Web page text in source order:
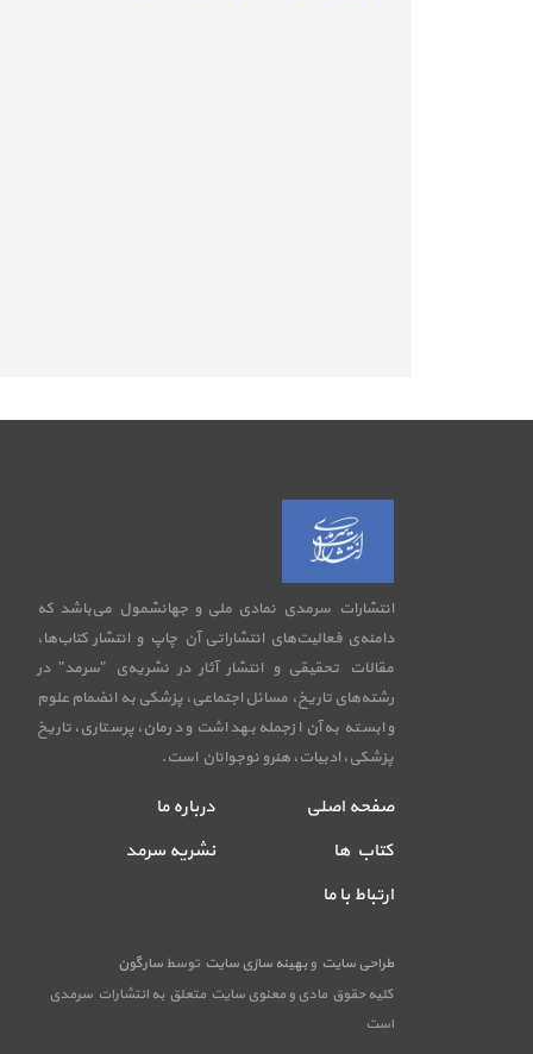
انتشارات سرمدی نمادی ملی و جهانشمول می‌باشد که
دامنه‌ی فعالیت‌های انتشاراتی آن چاپ و انتشار کتاب‌ها،
مقالات تحقیقی و انتشار آثار در نشریه‌ی "سرمد" در
رشته‌های تاریخ، مسائل اجتماعی، پزشکی به انضمام علوم
وابسته به آن ازجمله بهداشت و درمان، پرستاری، تاریخ
پزشکی، ادبیات، هنرو نوجوانان است.
صفحه اصلی
درباره ما
کتاب ها
نشریه سرمد
ارتباط با ما
طراحی سایت وبهینه سازی سایت توسط سارگون
کلیه حقوق مادی و معنوی سایت متعلق به انتشارات سرمدی
است